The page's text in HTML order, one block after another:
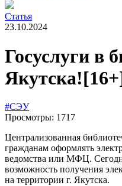
Статья
23.10.2024
Госуслуги в
Якутска!
#СЭУ
Просмотры: 1717
Централизованная
гражданам оформлять
ведомства или МФЦ.
возможность получения
на территории г. Якутска.